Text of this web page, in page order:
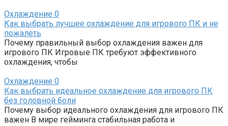
Охлаждение 0
Как выбрать лучшее охлаждение для игрового ПК и не
пожалеть
Почему правильный выбор охлаждения важен для
игрового ПК Игровые ПК требуют эффективного
охлаждения, чтобы
Охлаждение 0
Как выбрать идеальное охлаждение для игрового ПК
без головной боли
Почему выбор идеального охлаждения для игрового ПК
важен В мире гейминга стабильная работа и